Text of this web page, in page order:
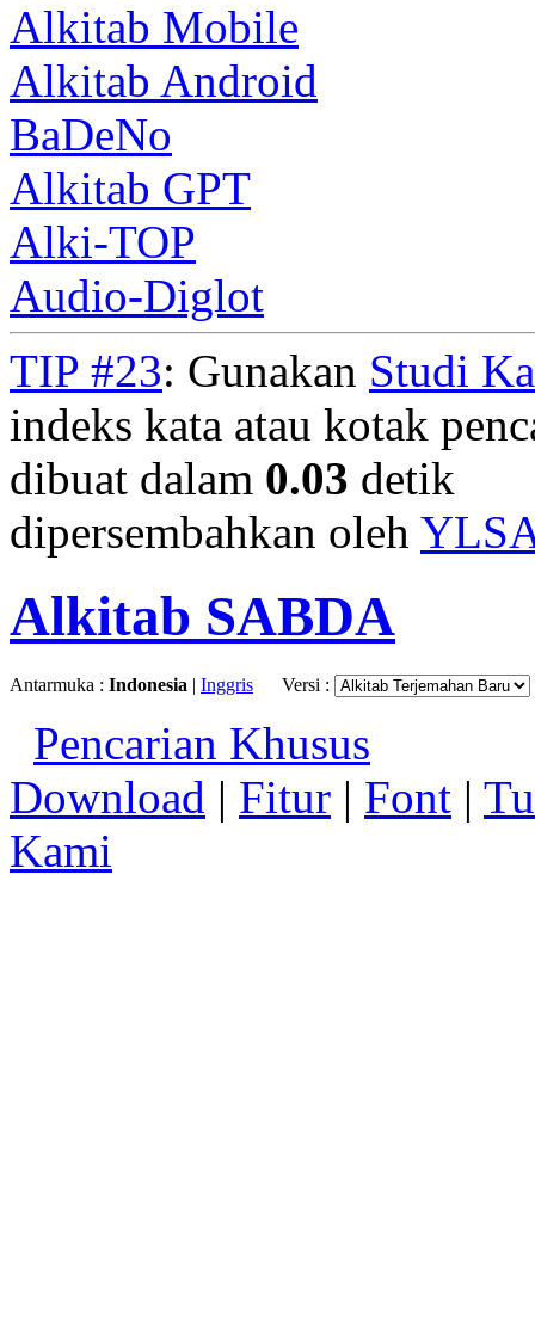
Alkitab Mobile
Alkitab Android
BaDeNo
Alkitab GPT
Alki-TOP
Audio-Diglot
TIP #23: Gunakan Studi
indeks kata atau kotak
dibuat dalam 0.03 detik
dipersembahkan oleh
Alkitab SABDA
Antarmuka : Indonesia | Inggris Versi :
Pencarian Khusus
Download | Fitur | Font |
Kami